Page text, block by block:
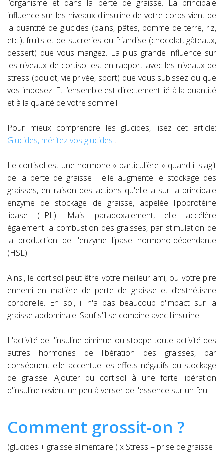
l’organisme et dans la perte de graisse. La principale
influence sur les niveaux d'insuline de votre corps vient de
la quantité de glucides (pains, pâtes, pomme de terre, riz,
etc.), fruits et de sucreries ou friandise (chocolat, gâteaux,
dessert) que vous mangez. La plus grande influence sur
les niveaux de cortisol est en rapport avec les niveaux de
stress (boulot, vie privée, sport) que vous subissez ou que
vos imposez. Et l’ensemble est directement lié à la quantité
et à la qualité de votre sommeil.
Pour mieux comprendre les glucides, lisez cet article:
Glucides, méritez vos glucides .
Le cortisol est une hormone « particulière » quand il s'agit
de la perte de graisse : elle augmente le stockage des
graisses, en raison des actions qu'elle a sur la principale
enzyme de stockage de graisse, appelée lipoprotéine
lipase (LPL). Mais paradoxalement, elle accélère
également la combustion des graisses, par stimulation de
la production de l'enzyme lipase hormono-dépendante
(HSL).
Ainsi, le cortisol peut être votre meilleur ami, ou votre pire
ennemi en matière de perte de graisse et d’esthétisme
corporelle. En soi, il n'a pas beaucoup d'impact sur la
graisse abdominale. Sauf s'il se combine avec l'insuline.
L'activité de l'insuline diminue ou stoppe toute activité des
autres hormones de libération des graisses, par
conséquent elle accentue les effets négatifs du stockage
de graisse. Ajouter du cortisol à une forte libération
d'insuline revient un peu à verser de l'essence sur un feu.
Comment grossit-on ?
(glucides + graisse alimentaire ) x Stress = prise de graisse